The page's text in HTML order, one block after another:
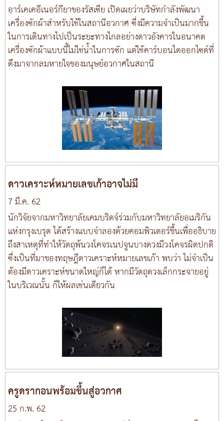
อาร์เคเคอีเนอร์กียาของรัสเซีย เปิดเผยว่าบริษัทกำลังพัฒนา
เครื่องซักผ้าสำหรับใช้ในสถานีอวกาศ ซึ่งมีความจำเป็นมากขึ้น
ในการเดินทางไปเป็นระยะทางไกลอย่างดาวอังคารในอนาคต
เครื่องซักผ้าแบบนี้ไม่ใช่น้ำในการซัก แต่ใช้คาร์บอนไดออกไซด์ที่
ดึงมาจากลมหายใจของมนุษย์อวกาศในสถานี
ดาวเคราะห์หมายเลขเก้าอาจไม่มี
7 มี.ค. 62
นักวิจัยจากมหาวิทยาลัยเคมบริดจ์ร่วมกับมหาวิทยาลัยอเมริกัน
แห่งกรุงเบรุต ได้สร้างแบบจำลองด้วยคอมพิวเตอร์ขึ้นเพื่ออธิบาย
ถึงสาเหตุที่ทำให้วัตถุพ้นวงโคจรเนปจูนบางดวงมีวงโคจรผิดปกติ
ซึ่งเป็นที่มาของทฤษฎีดาวเคราะห์หมายเลขเก้า พบว่า ไม่จำเป็น
ต้องมีดาวเคราะห์ขนาดใหญ่ก็ได้ หากมีวัตถุดวงเล็กกระจายอยู่
ในบริเวณนั้น ก็ให้ผลเช่นเดียวกัน
ครูดรากอนพร้อมขึ้นสู่อวกาศ
25 ก.พ. 62